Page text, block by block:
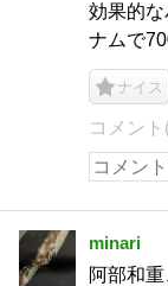
効果的
ナムで
ナイス
コメント
minari
阿部和